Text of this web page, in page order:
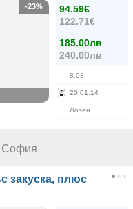
94.59€
122.71€
185.00лв
240.00лв
8.08
20:01 :14
Лозен
-23%
София
закуска, плюс